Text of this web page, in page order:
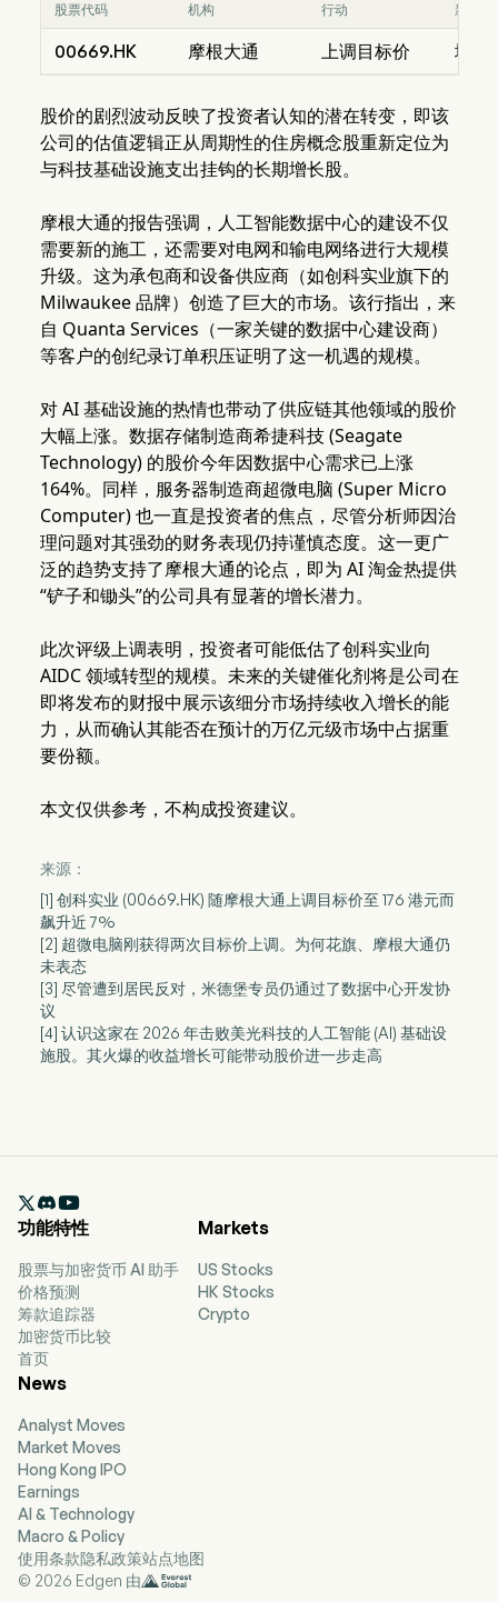
股票代码 机构 行动 新评级
00669.HK 摩根大通 上调目标价 增持
股价的剧烈波动反映了投资者认知的潜在转变，即该
公司的估值逻辑正从周期性的住房概念股重新定位为
与科技基础设施支出挂钩的长期增长股。
摩根大通的报告强调，人工智能数据中心的建设不仅
需要新的施工，还需要对电网和输电网络进行大规模
升级。这为承包商和设备供应商（如创科实业旗下的
Milwaukee 品牌）创造了巨大的市场。该行指出，来
自 Quanta Services（一家关键的数据中心建设商）
等客户的创纪录订单积压证明了这一机遇的规模。
对 AI 基础设施的热情也带动了供应链其他领域的股价
大幅上涨。数据存储制造商希捷科技 (Seagate
Technology) 的股价今年因数据中心需求已上涨
164%。同样，服务器制造商超微电脑 (Super Micro
Computer) 也一直是投资者的焦点，尽管分析师因治
理问题对其强劲的财务表现仍持谨慎态度。这一更广
泛的趋势支持了摩根大通的论点，即为 AI 淘金热提供
“铲子和锄头”的公司具有显著的增长潜力。
此次评级上调表明，投资者可能低估了创科实业向
AIDC 领域转型的规模。未来的关键催化剂将是公司在
即将发布的财报中展示该细分市场持续收入增长的能
力，从而确认其能否在预计的万亿元级市场中占据重
要份额。
本文仅供参考，不构成投资建议。
来源：
[1] 创科实业 (00669.HK) 随摩根大通上调目标价至 176 港元而
飙升近 7%
[2] 超微电脑刚获得两次目标价上调。为何花旗、摩根大通仍
未表态
[3] 尽管遭到居民反对，米德堡专员仍通过了数据中心开发协
议
[4] 认识这家在 2026 年击败美光科技的人工智能 (AI) 基础设
施股。其火爆的收益增长可能带动股价进一步走高

功能特性
股票与加密货币 AI 助手
价格预测
筹款追踪器
加密货币比较
首页
Markets
US Stocks
HK Stocks
Crypto
News
Analyst Moves
Market Moves
Hong Kong IPO
Earnings
AI & Technology
Macro & Policy
使用条款隐私政策站点地图
© 2026 Edgen 由